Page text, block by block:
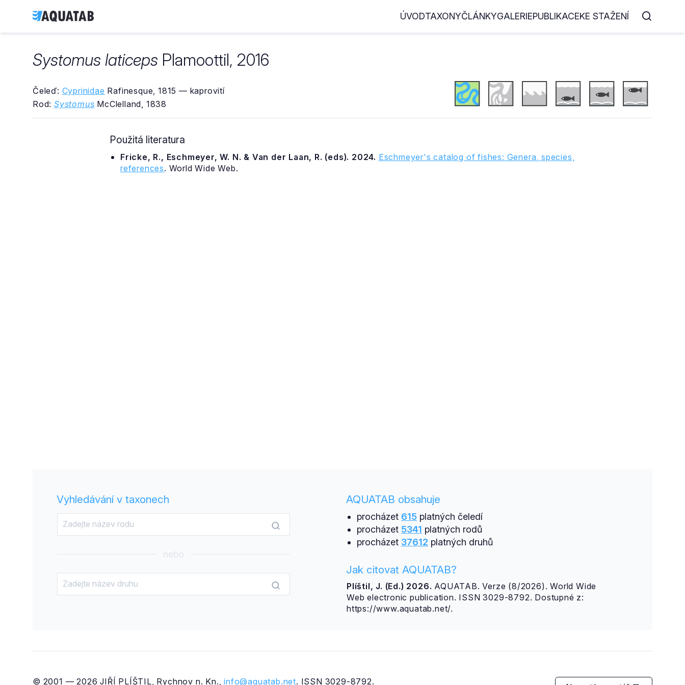
ÚVODTAXONYČLÁNKYGALERIEPUBLIKACEKE STAŽENÍ
Systomus laticeps Plamoottil, 2016
Čeleď: Cyprinidae Rafinesque, 1815 — kaprovití
Rod: Systomus McClelland, 1838
Použitá literatura
Fricke, R., Eschmeyer, W. N. & Van der Laan, R. (eds). 2024. Eschmeyer's catalog of fishes: Genera, species,
references. World Wide Web.
Vyhledávání v taxonech
nebo
AQUATAB obsahuje
procházet 615platných čeledí
procházet 5341 platných rodů
procházet 37612 platných druhů
Jak citovat AQUATAB?
Plíštil, J. (Ed.) 2026. AQUATAB. Verze (8/2026). World Wide
Web electronic publication. ISSN 3029-8792. Dostupné z:
https://www.aquatab.net/.
© 2001 — 2026 JIŘÍ PLÍŠTIL, Rychnov n. Kn.,info@aquatab.net. ISSN 3029-8792.